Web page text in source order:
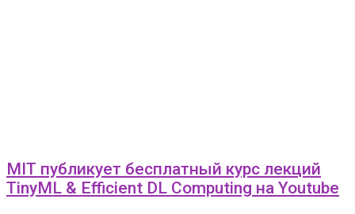
MIT публикует бесплатный курс лекций
TinyML & Efficient DL Computing на Youtube